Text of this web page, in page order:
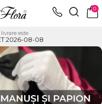
0
este
2026-08-08